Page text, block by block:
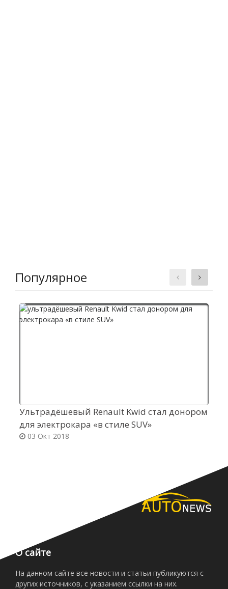
Популярное
Ультрадёшевый Renault Kwid стал донором
для электрокара «в стиле SUV»
03 Окт 2018
О сайте
На данном сайте все новости и статьи публикуются с
других источников, с указанием ссылки на них.